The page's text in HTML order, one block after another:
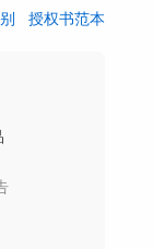
授权书范本